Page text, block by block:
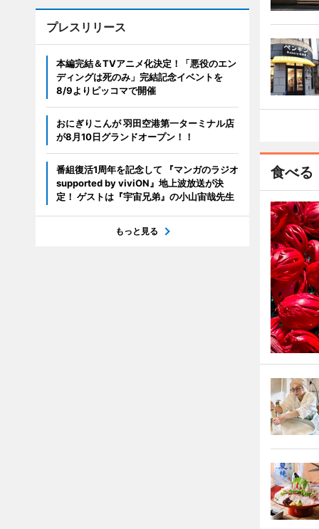
食べる
プレスリリース
本編完結＆TVアニメ化決定！「悪役のエン
ディングは死のみ」完結記念イベントを
8/9よりピッコマで開催
おにぎりこんが 羽田空港第一ターミナル店
が8月10日グランドオープン！！
番組復活1周年を記念して 『マンガのラジオ
supported by viviON』地上波放送が決
定！ ゲストは『宇宙兄弟』の小山宙哉先生
もっと見る